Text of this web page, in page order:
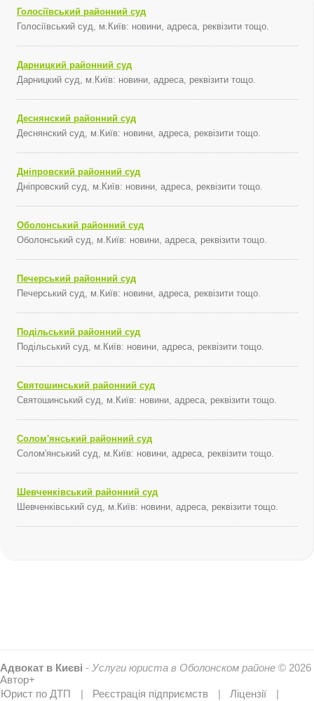
Голосіївський районний суд
Голосіївський суд, м.Київ: новини, адреса, реквізити тощо.
Дарницкий районний суд
Дарницкий суд, м.Київ: новини, адреса, реквізити тощо.
Деснянский районний суд
Деснянский суд, м.Київ: новини, адреса, реквізити тощо.
Дніпровский районний суд
Дніпровский суд, м.Київ: новини, адреса, реквізити тощо.
Оболонський районний суд
Оболонський суд, м.Київ: новини, адреса, реквізити тощо.
Печерський районний суд
Печерський суд, м.Київ: новини, адреса, реквізити тощо.
Подільський районний суд
Подільський суд, м.Київ: новини, адреса, реквізити тощо.
Святошинський районний суд
Святошинський суд, м.Київ: новини, адреса, реквізити тощо.
Солом'янський районний суд
Солом'янський суд, м.Київ: новини, адреса, реквізити тощо.
Шевченківський районний суд
Шевченківський суд, м.Київ: новини, адреса, реквізити тощо.
Адвокат в Києві - Услуги юриста в Оболонском районе © 2026
Автор+
Юрист по ДТП
Реєстрація підприємств
Ліцензії